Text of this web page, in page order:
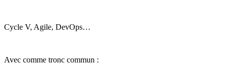
Cycle V, Agile, DevOps…
Avec comme tronc commun :